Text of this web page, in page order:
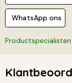
WhatsApp ons